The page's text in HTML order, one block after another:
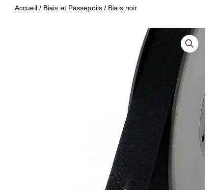
Accueil/ Biais et Passepoils/ Biais noir